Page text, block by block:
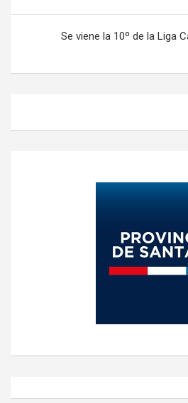
entradas
Se viene la 10º de la Liga